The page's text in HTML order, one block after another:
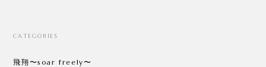
CATEGORIES
飛翔〜soar freely〜